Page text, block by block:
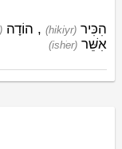
(hikiyr) הִכִּיר , הוֹדָה
(ishׁer) אִשֵּׁר